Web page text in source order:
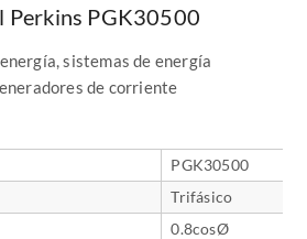
Perkins PGK30500
sistemas de energía
de corriente
PGK30500
Trifásico
0.8cosØ